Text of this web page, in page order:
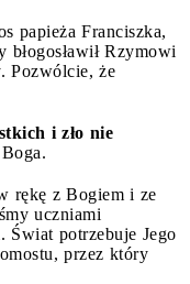
papieża Franciszka,
błogosławił Rzymowi
Pozwólcie, że
i zło nie
rękę z Bogiem i ze
uczniami
Świat potrzebuje Jego
przez który